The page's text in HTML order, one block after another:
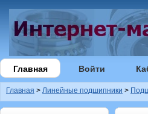
Главная Войти
Главная > Линейные подшипники >